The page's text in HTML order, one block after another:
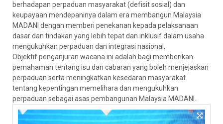
berhadapan perpaduan masyarakat (defisit sosial) dan
keupayaan mendepaninya dalam era membangun Malaysia
MADANI dengan memberi penekanan kepada pelaksanaan
dasar dan tindakan yang lebih tepat dan inklusif dalam usaha
mengukuhkan perpaduan dan integrasi nasional.
Objektif penganjuran wacana ini adalah bagi memberikan
pemahaman tentang isu dan cabaran yang boleh menjejaskan
perpaduan serta meningkatkan kesedaran masyarakat
tentang kepentingan memelihara dan mengukuhkan
perpaduan sebagai asas pembangunan Malaysia MADANI.